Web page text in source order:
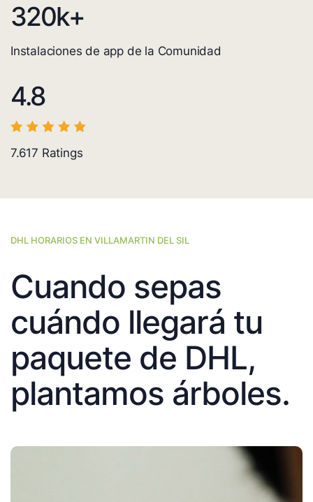
320k+
Instalaciones de app de la Comunidad
4.8
7.617 Ratings
DHL HORARIOS EN VILLAMARTIN DEL SIL
Cuando sepas
cuándo llegará tu
paquete de DHL,
plantamos árboles.